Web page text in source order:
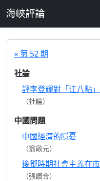
海峽評論
« 第 52 期
社論
評李登輝對「江八點
（社論）
中國問題
中國經濟的隱憂
（翁啟元）
後鄧時期社會主義在
（張讚合）